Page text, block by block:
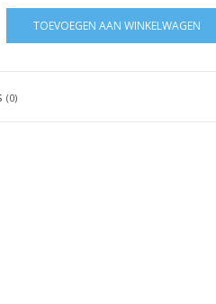
TOEVOEGEN AAN WINKELWAGEN
(0)